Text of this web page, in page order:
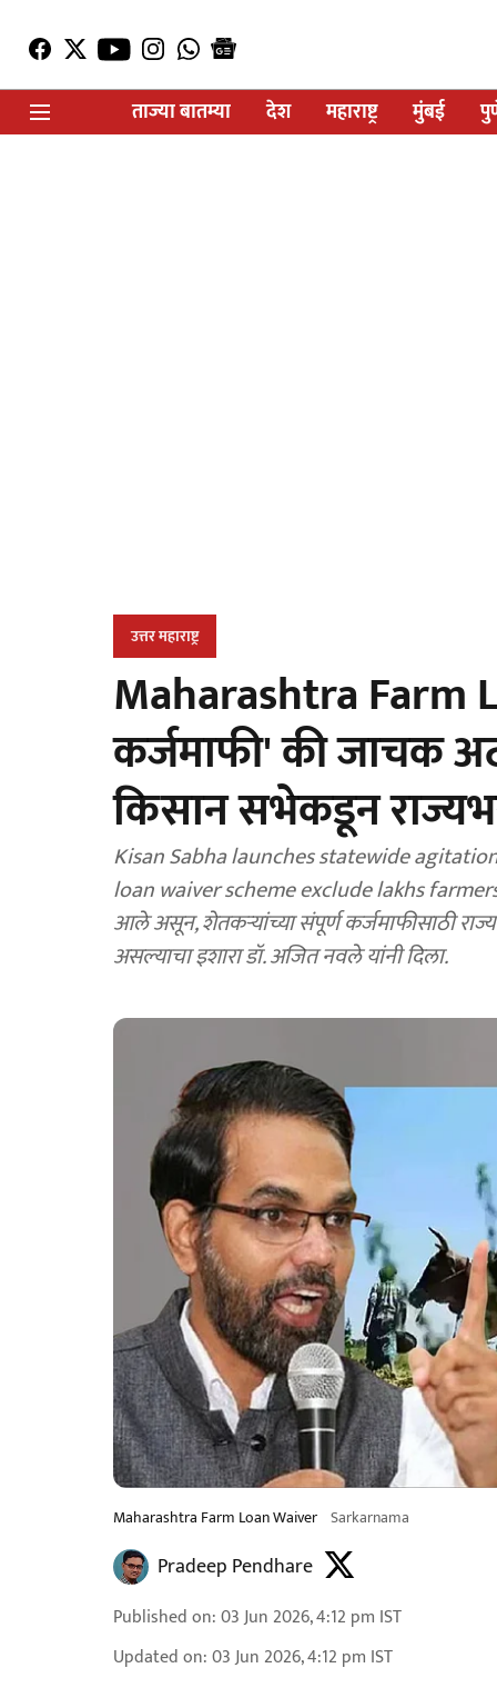
ताज्या बातम्या देश महाराष्ट्र मुंबई
उत्तर महाराष्ट्र
Maharashtra Farm
कर्जमाफी' की जाचक
किसान सभेकडून
Kisan Sabha launches statewide
loan waiver scheme exclude lakhs
आले असून, शेतकऱ्यांच्या संपूर्ण कर्जमाफीसाठी
असल्याचा इशारा डॉ. अजित नवले यांनी दिला.
Maharashtra Farm Loan Waiver Sarkarnama
Pradeep Pendhare
Published on:03 Jun 2026, 4:12 pm IST
Updated on:03 Jun 2026, 4:12 pm IST